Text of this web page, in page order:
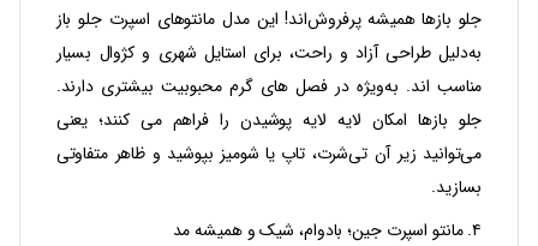
جلو بازها همیشه پرفروش‌اند! این مدل‌ مانتوهای اسپرت جلو باز
به‌دلیل طراحی آزاد و راحت، برای استایل شهری و کژوال بسیار
مناسب‌ اند. به‌ویژه در فصل‌ های گرم محبوبیت بیشتری دارند.
جلو بازها امکان لایه‌ لایه پوشیدن را فراهم می‌ کنند؛ یعنی
می‌توانید زیر آن تی‌شرت، تاپ یا شومیز بپوشید و ظاهر متفاوتی
بسازید.
۴. مانتو اسپرت جین؛ بادوام، شیک و همیشه مد